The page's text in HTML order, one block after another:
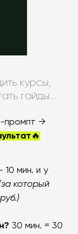
курсы,
гайды…
промпт →
🔥
- 10 мин. и у
который
30 мин. = 30